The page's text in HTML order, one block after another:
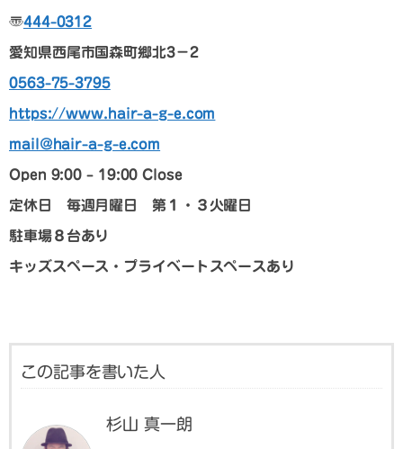
〠444-0312
愛知県西尾市国森町郷北3－2
0563-75-3795
https://www.hair-a-g-e.com
mail@hair-a-g-e.com
Open 9:00 – 19:00 Close
定休日 毎週月曜日 第１・３火曜日
駐車場８台あり
キッズスペース・プライベートスペースあり
この記事を書いた人
杉山 真一朗